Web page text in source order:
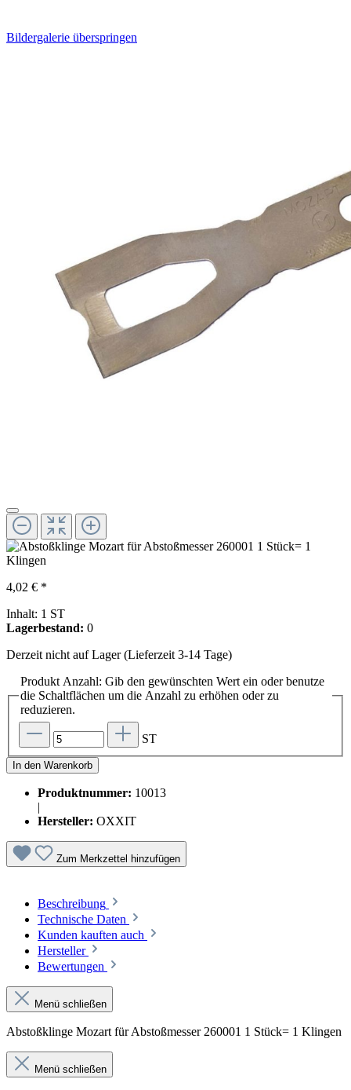
Bildergalerie überspringen
4,02 € *
Inhalt: 1 ST
Lagerbestand: 0
Derzeit nicht auf Lager (Lieferzeit 3-14 Tage)
Produkt Anzahl: Gib den gewünschten Wert ein oder benutze
die Schaltflächen um die Anzahl zu erhöhen oder zu
reduzieren.
ST
In den Warenkorb
Produktnummer: 10013
|
Hersteller: OXXIT
Zum Merkzettel hinzufügen
Beschreibung
Technische Daten
Kunden kauften auch
Hersteller
Bewertungen
Menü schließen
Abstoßklinge Mozart für Abstoßmesser 260001 1 Stück= 1 Klingen
Menü schließen